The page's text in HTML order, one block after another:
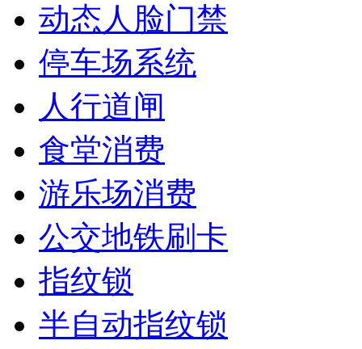
动态人脸门禁
停车场系统
人行道闸
食堂消费
游乐场消费
公交地铁刷卡
指纹锁
半自动指纹锁